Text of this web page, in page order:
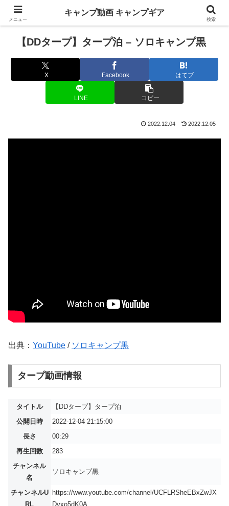
【DDタープ】タープ泊 – ソロキャンプ黒
X Facebook はてブ
LINE コピー
2022.12.04 2022.12.05
出典： YouTube / ソロキャンプ黒
タープ動画情報
タイトル
【DDタープ】タープ泊
公開日時
2022-12-04 21:15:00
長さ
00:29
再生回数
283
チャンネル
名
ソロキャンプ黒
チャンネルU
RL
https://www.youtube.com/channel/UCFLRSheEBxZwJX
Dvxo5dK0A
メニュー
キャンプ動画 キャンプギア
検索